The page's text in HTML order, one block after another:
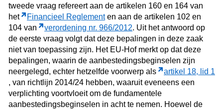
tweede vraag refereert aan de artikelen 160 en 164 van
het
Financieel Reglementen aan de artikelen 102 en
104 van
verordening nr. 966/2012. Uit het antwoord op
de eerste vraag volgt dat deze bepalingen in deze zaak
niet van toepassing zijn. Het EU-Hof merkt op dat deze
bepalingen, waarin de aanbestedingsbeginselen zijn
neergelegd, echter hetzelfde voorwerp als
artikel 18, lid 1
, van richtlijn 2014/24 hebben, waaruit eveneens een
verplichting voortvloeit om de fundamentele
aanbestedingsbeginselen in acht te nemen. Hoewel de